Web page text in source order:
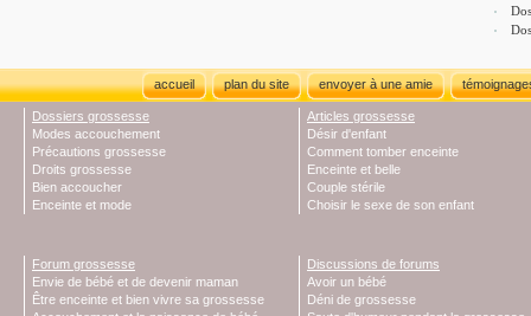
accueil plan du site envoyer à une amie
Dossiers grossesse
Modes accouchement
Précautions grossesse
Droits grossesse
Bien accoucher
Enceinte et mode
Articles grossesse
Désir d'enfant
Comment tomber enceinte
Enceinte et belle
Couple stérile
Choisir le sexe de son enfant
Forum grossesse
Envie de bébé et de devenir maman
Être enceinte et bien vivre sa grossesse
Discussions de forums
Avoir un bébé
Déni de grossesse